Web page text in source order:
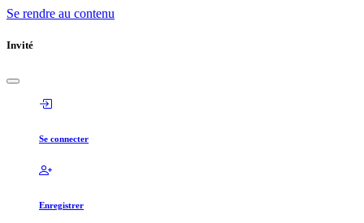
Se rendre au contenu
Invité
Se connecter
Enregistrer